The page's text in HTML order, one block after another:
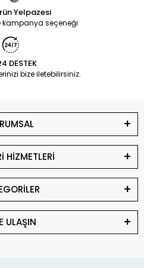
Yelpazesi
kampanya seçeneği
DESTEK
bize iletebilirsiniz.
HİZMETLERİ
ULAŞIN